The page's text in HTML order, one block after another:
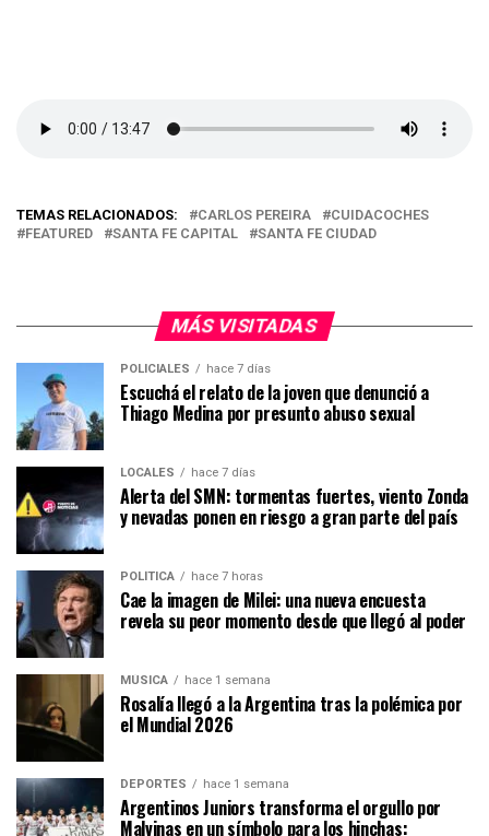
TEMAS RELACIONADOS: CARLOS PEREIRA
CUIDACOCHES
FEATURED
SANTA FE CAPITAL SANTA FE CIUDAD
MÁS VISITADAS
POLICIALES hace 7 días
Escuchá el relato de la joven que denunció a
Thiago Medina por presunto abuso sexual
LOCALES hace 7 días
Alerta del SMN: tormentas fuertes, viento Zonda
y nevadas ponen en riesgo a gran parte del país
POLÍTICA hace 7 horas
Cae la imagen de Milei: una nueva encuesta
revela su peor momento desde que llegó al poder
MÚSICA hace 1 semana
Rosalía llegó a la Argentina tras la polémica por
el Mundial 2026
DEPORTES hace 1 semana
Argentinos Juniors transforma el orgullo por
Malvinas en un símbolo para los hinchas: